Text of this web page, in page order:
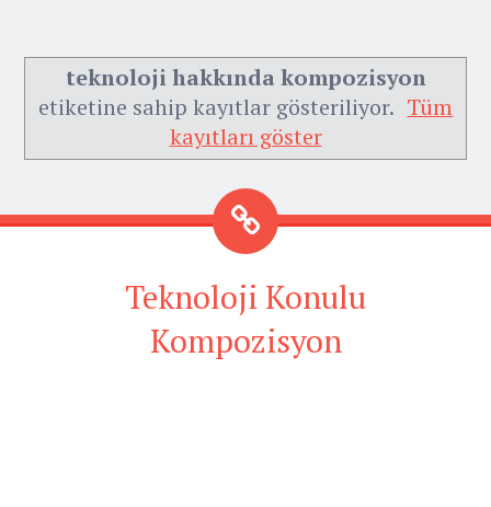
teknoloji hakkında kompozisyon
etiketine sahip kayıtlar gösteriliyor. Tüm
kayıtları göster
Teknoloji Konulu
Kompozisyon